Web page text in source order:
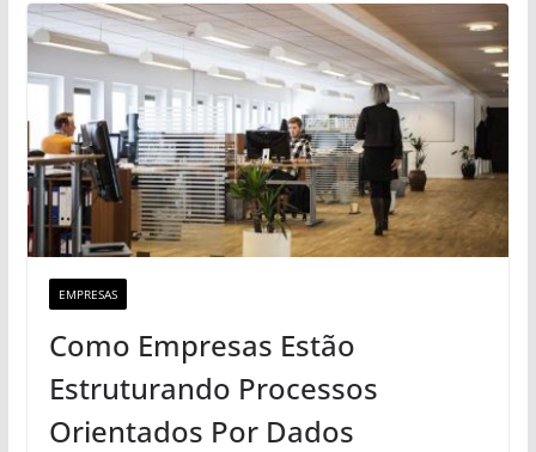
EMPRESAS
Como Empresas Estão
Estruturando Processos
Orientados Por Dados